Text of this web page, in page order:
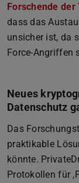
Forschende
dass das
unsicher ist, da
Force-Angriffen
Neues
Datenschutz
Das
praktikable
könnte.
Protokollen für